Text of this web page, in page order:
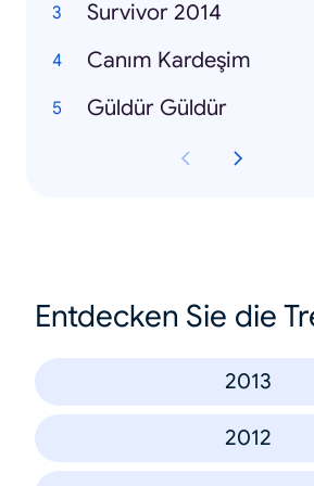
Survivor 2014
Canım Kardeşim
Güldür Güldür
Entdecken Sie die
2013
2012